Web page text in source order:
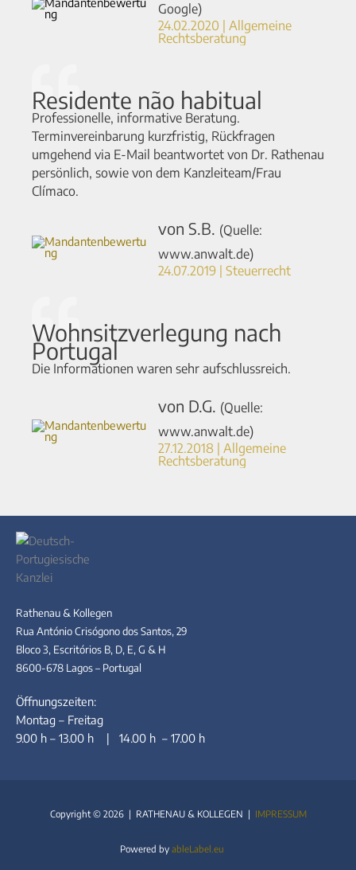
Google)
24.02.2020 | Allgemeine
Rechtsberatung
Residente não habitual
Professionelle, informative Beratung.
Terminvereinbarung kurzfristig, Rückfragen
umgehend via E-Mail beantwortet von Dr. Rathenau
persönlich, sowie von dem Kanzleiteam/Frau
Clímaco.
von S.B. (Quelle:
www.anwalt.de)
24.07.2019 | Steuerrecht
Wohnsitzverlegung nach
Portugal
Die Informationen waren sehr aufschlussreich.
von D.G. (Quelle:
www.anwalt.de)
27.12.2018 | Allgemeine
Rechtsberatung
Rathenau & Kollegen
Rua António Crisógono dos Santos, 29
Bloco 3, Escritórios B, D, E, G & H
8600-678 Lagos – Portugal
Öffnungszeiten:
Montag – Freitag
9.00 h – 13.00 h | 14.00 h – 17.00 h
Copyright © 2026 | RATHENAU & KOLLEGEN | IMPRESSUM
Powered by ableLabel.eu